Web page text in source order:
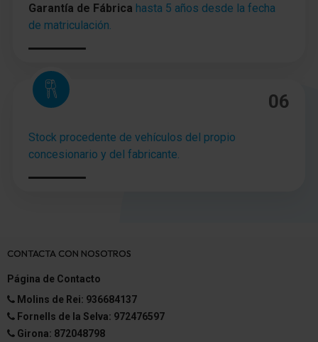
Garantía de Fábrica hasta 5 años desde la fecha
de matriculación.
06
Stock procedente de vehículos del propio
concesionario y del fabricante.
CONTACTA CON NOSOTROS
Página de Contacto
Molins de Rei: 936684137
Fornells de la Selva: 972476597
Girona: 872048798